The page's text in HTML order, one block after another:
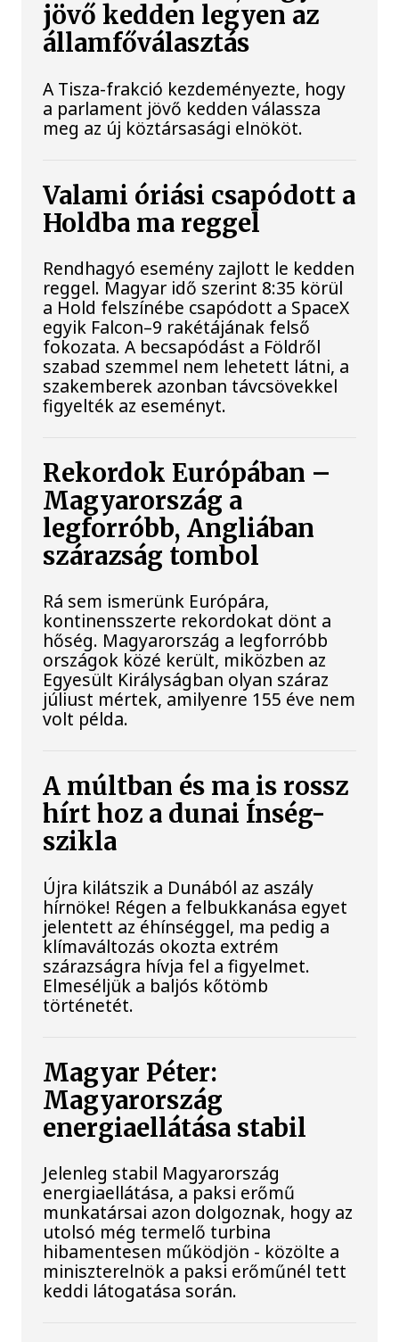
jövő kedden legyen az
államfőválasztás
A Tisza-frakció kezdeményezte, hogy
a parlament jövő kedden válassza
meg az új köztársasági elnököt.
Valami óriási csapódott a
Holdba ma reggel
Rendhagyó esemény zajlott le kedden
reggel. Magyar idő szerint 8:35 körül
a Hold felszínébe csapódott a SpaceX
egyik Falcon–9 rakétájának felső
fokozata. A becsapódást a Földről
szabad szemmel nem lehetett látni, a
szakemberek azonban távcsövekkel
figyelték az eseményt.
Rekordok Európában –
Magyarország a
legforróbb, Angliában
szárazság tombol
Rá sem ismerünk Európára,
kontinensszerte rekordokat dönt a
hőség. Magyarország a legforróbb
országok közé került, miközben az
Egyesült Királyságban olyan száraz
júliust mértek, amilyenre 155 éve nem
volt példa.
A múltban és ma is rossz
hírt hoz a dunai Ínség-
szikla
Újra kilátszik a Dunából az aszály
hírnöke! Régen a felbukkanása egyet
jelentett az éhínséggel, ma pedig a
klímaváltozás okozta extrém
szárazságra hívja fel a figyelmet.
Elmeséljük a baljós kőtömb
történetét.
Magyar Péter:
Magyarország
energiaellátása stabil
Jelenleg stabil Magyarország
energiaellátása, a paksi erőmű
munkatársai azon dolgoznak, hogy az
utolsó még termelő turbina
hibamentesen működjön - közölte a
miniszterelnök a paksi erőműnél tett
keddi látogatása során.